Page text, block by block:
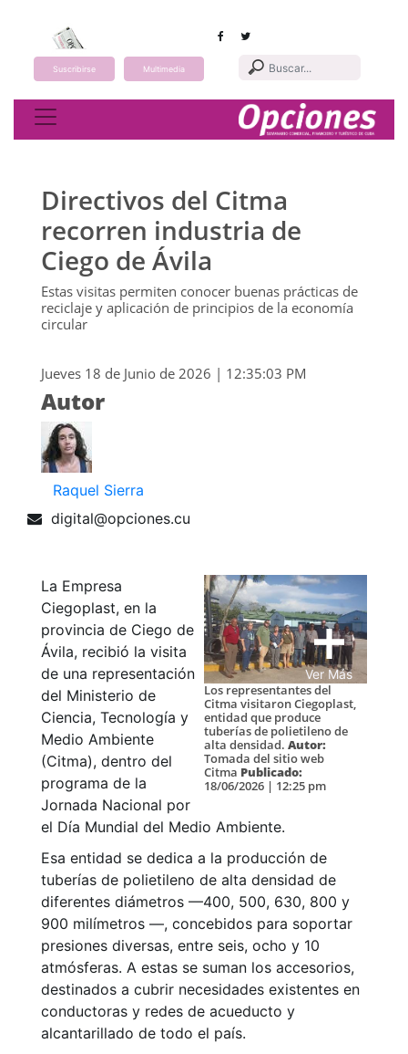
Suscribirse Multimedia
Toggle navigation
Directivos del Citma
recorren industria de
Ciego de Ávila
Estas visitas permiten conocer buenas prácticas de
reciclaje y aplicación de principios de la economía
circular
Jueves 18 de Junio de 2026 | 12:35:03 PM
Autor
Raquel Sierra
digital@opciones.cu
Ver Más
Los representantes del
Citma visitaron Ciegoplast,
entidad que produce
tuberías de polietileno de
alta densidad. Autor:
Tomada del sitio web
Citma Publicado:
18/06/2026 | 12:25 pm
La Empresa
Ciegoplast, en la
provincia de Ciego de
Ávila, recibió la visita
de una representación
del Ministerio de
Ciencia, Tecnología y
Medio Ambiente
(Citma), dentro del
programa de la
Jornada Nacional por
el Día Mundial del Medio Ambiente.
Esa entidad se dedica a la producción de
tuberías de polietileno de alta densidad de
diferentes diámetros —400, 500, 630, 800 y
900 milímetros —, concebidos para soportar
presiones diversas, entre seis, ocho y 10
atmósferas. A estas se suman los accesorios,
destinados a cubrir necesidades existentes en
conductoras y redes de acueducto y
alcantarillado de todo el país.